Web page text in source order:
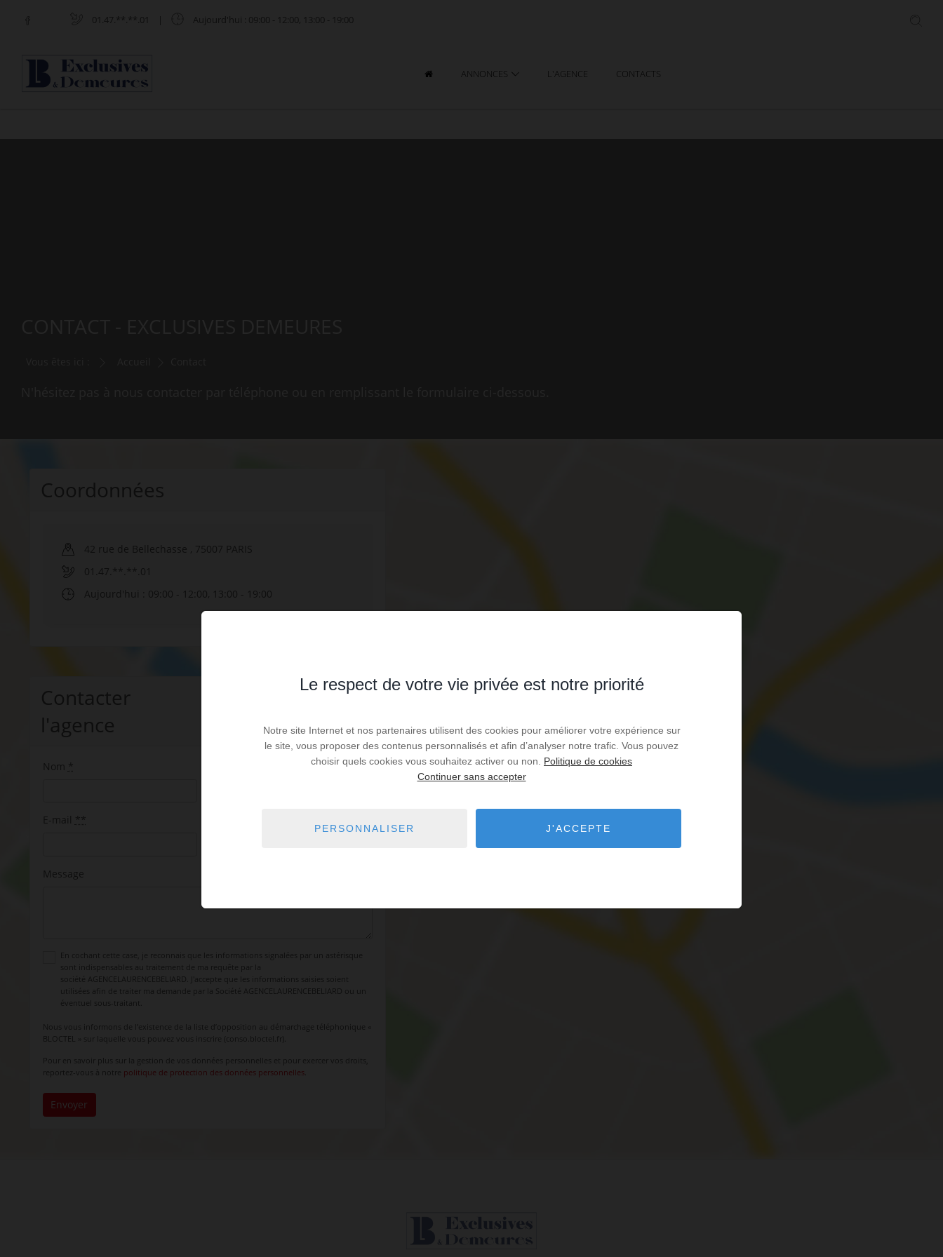
01.47.**.**.01 Aujourd'hui : 09:00 - 12:00, 13:00 - 19:00
ANNONCES L'AGENCE CONTACTS
Coordonnées
42 rue de Bellechasse 75007 PARIS
01.47.**.**.01
Aujourd'hui
: 09:00 - 12:00, 13:00 - 19:00
Contacter
l'agence
Nom *
E-mail **
Message
En cochant cette case, je reconnais que les informations signalées par un astérisque
sont indispensables au traitement de ma requête par la
société AGENCELAURENCEBELIARD. J'accepte que les informations saisies soient
utilisées afin de traiter ma demande par la Société AGENCELAURENCEBELIARD ou un
éventuel sous-traitant.
Nous vous informons de l’existence de la liste d’opposition au démarchage téléphonique «
BLOCTEL » sur laquelle vous pouvez vous inscrire (conso.bloctel.fr).
Pour en savoir plus sur la gestion de vos données personnelles et pour exercer vos droits,
reportez-vous à notre politique de protection des données personnelles.
Envoyer
Le respect de votre vie privée est notre priorité
Notre site Internet et nos partenaires utilisent des cookies pour améliorer votre expérience sur
le site, vous proposer des contenus personnalisés et afin d’analyser notre trafic. Vous pouvez
choisir quels cookies vous souhaitez activer ou non. Politique de cookies
Continuer sans accepter
PERSONNALISER J'ACCEPTE